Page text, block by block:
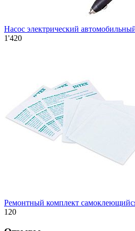
Насос электрический
1'420
Ремонтный комплект
120